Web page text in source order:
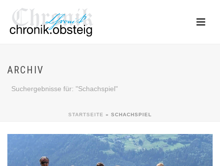
ARCHIV
Suchergebnisse für: "Schachspiel"
STARTSEITE » SCHACHSPIEL